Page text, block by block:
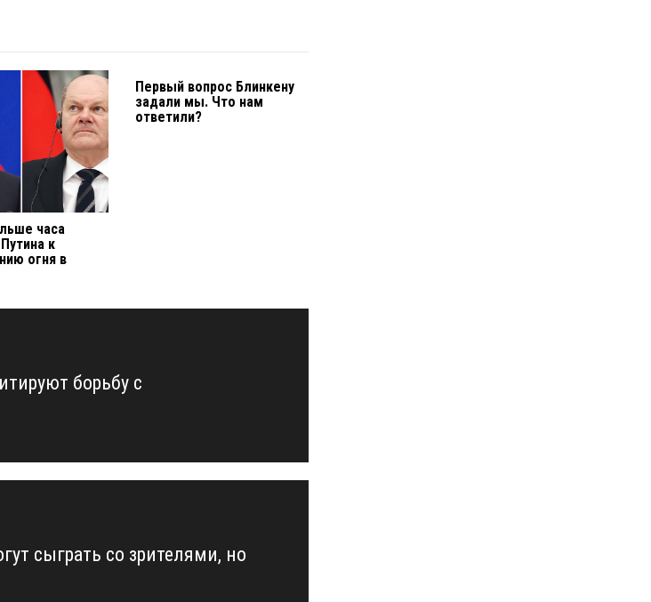
часа
к
огня в
Первый вопрос Блинкену
задали мы. Что нам
ответили?
борьбу с
сыграть со зрителями, но